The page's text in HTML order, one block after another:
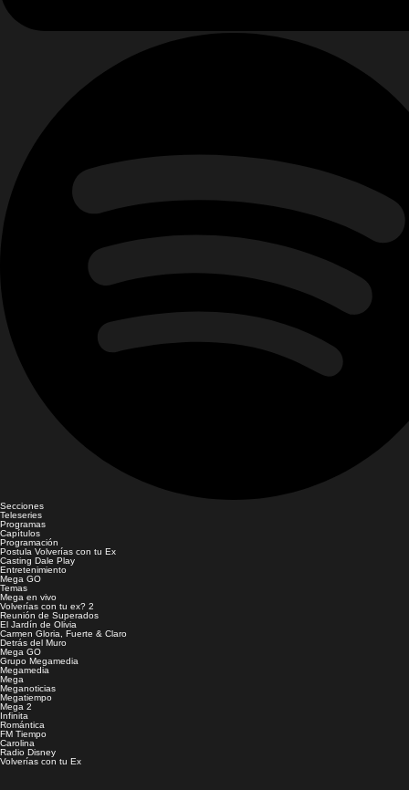
Secciones
Teleseries
Programas
Capítulos
Programación
Postula Volverías con tu Ex
Casting Dale Play
Entretenimiento
Mega GO
Temas
Mega en vivo
Volverías con tu ex? 2
Reunión de Superados
El Jardín de Olivia
Carmen Gloria, Fuerte & Claro
Detrás del Muro
Mega GO
Grupo Megamedia
Megamedia
Mega
Meganoticias
Megatiempo
Mega 2
Infinita
Romántica
FM Tiempo
Carolina
Radio Disney
Volverías con tu Ex